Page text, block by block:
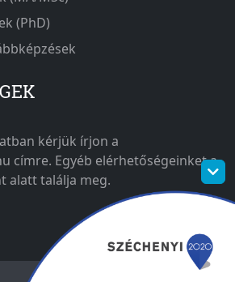
(PhD)
kérjük írjon a
címre. Egyéb elérhetőségeinket a
alatt találja meg.